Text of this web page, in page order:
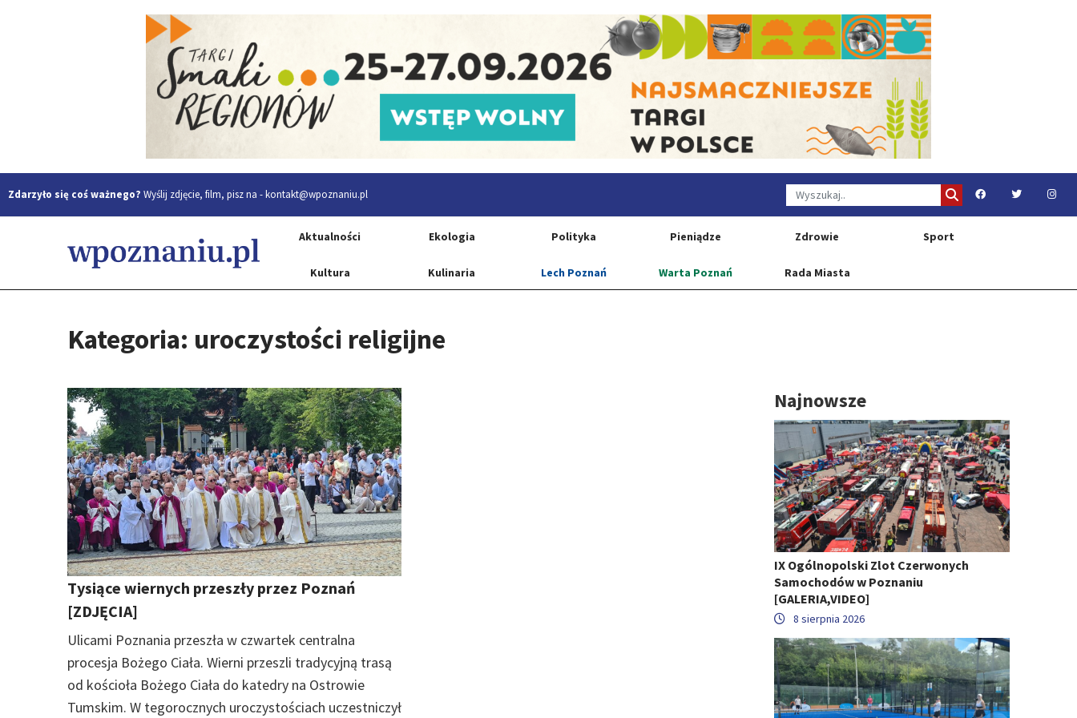
Zdarzyło się coś ważnego? Wyślij zdjęcie, film, pisz na -kontakt@wpoznaniu.pl
Aktualności Ekologia Polityka Pieniądze Zdrowie Sport
Kultura Kulinaria Lech Poznań Warta Poznań Rada Miasta
Kategoria: uroczystości religijne
Tysiące wiernych przeszły przez Poznań
[ZDJĘCIA]
Ulicami Poznania przeszła w czwartek centralna
procesja Bożego Ciała. Wierni przeszli tradycyjną trasą
od kościoła Bożego Ciała do katedry na Ostrowie
Tumskim. W tegorocznych uroczystościach uczestniczył
Najnowsze
IX Ogólnopolski Zlot Czerwonych
Samochodów w Poznaniu
[GALERIA,VIDEO]
8 sierpnia 2026